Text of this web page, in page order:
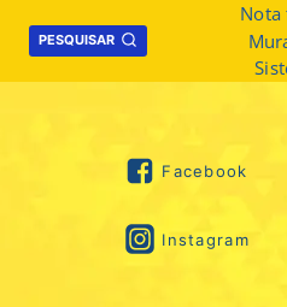
PESQUISAR
Nota
Facebook
Instagram